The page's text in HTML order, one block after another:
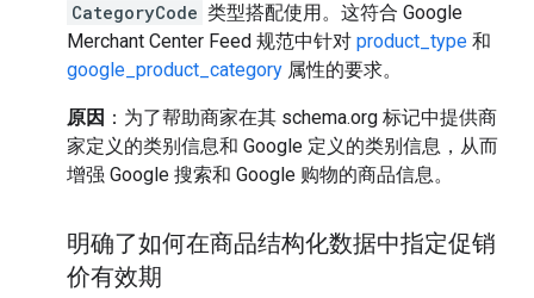
CategoryCode 类型搭配使用。这符合 Google
Merchant Center Feed 规范中针对 product_type 和
google_product_category 属性的要求。
原因 ：为了帮助商家在其 schema.org 标记中提供商
家定义的类别信息和 Google 定义的类别信息，从而
增强 Google 搜索和 Google 购物的商品信息。
明确了如何在商品结构化数据中指定促销
价有效期